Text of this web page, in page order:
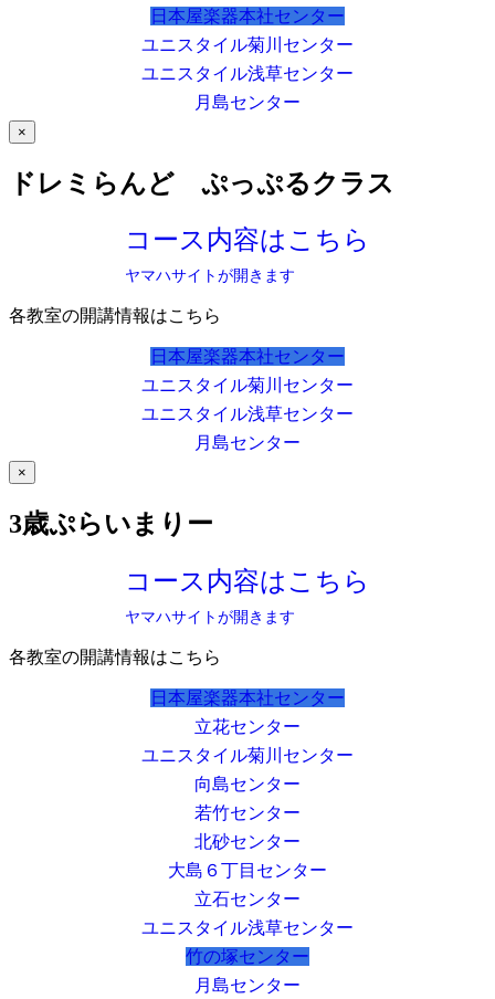
日本屋楽器本社センター
ユニスタイル菊川センター
ユニスタイル浅草センター
月島センター
×
ドレミらんど ぷっぷるクラス
コース内容はこちら
ヤマハサイトが開きます
各教室の開講情報はこちら
日本屋楽器本社センター
ユニスタイル菊川センター
ユニスタイル浅草センター
月島センター
×
3歳ぷらいまりー
コース内容はこちら
ヤマハサイトが開きます
各教室の開講情報はこちら
日本屋楽器本社センター
立花センター
ユニスタイル菊川センター
向島センター
若竹センター
北砂センター
大島６丁目センター
立石センター
ユニスタイル浅草センター
竹の塚センター
月島センター